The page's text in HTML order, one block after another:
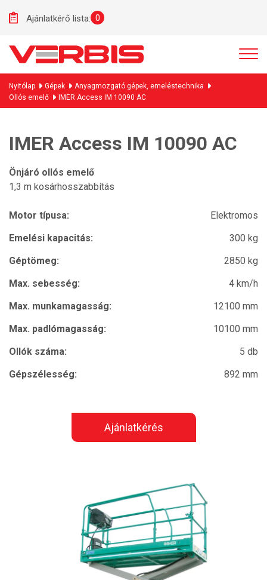
Ajánlatkérő lista: 0
Nyitólap Gépek
Anyagmozgató gépek, emeléstechnika
Ollós emelő
IMER Access IM 10090 AC
IMER Access IM 10090 AC
Önjáró ollós emelő
1,3 m kosárhosszabbítás
Motor típusa:
Elektromos
Emelési kapacitás:
300 kg
Géptömeg:
2850 kg
Max. sebesség:
4 km/h
Max. munkamagasság:
12100 mm
Max. padlómagasság:
10100 mm
Ollók száma:
5 db
Gépszélesség:
892 mm
Ajánlatkérés